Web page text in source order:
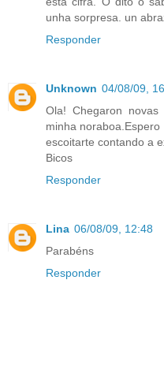
unha sorpresa. un
Responder
Unknown 04/08/09,
Ola! Chegaron
minha
escoitarte contando a
Bicos
Responder
Lina 06/08/09, 12:48
Parabéns
Responder